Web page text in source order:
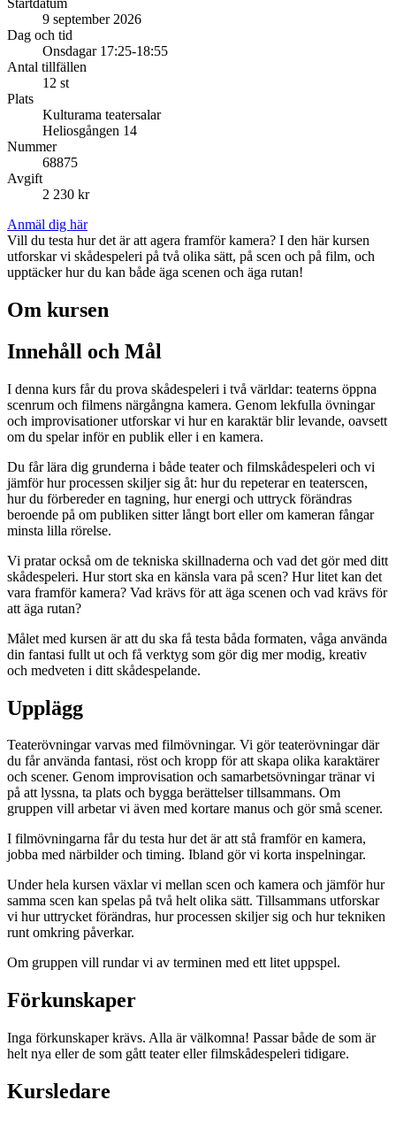
9 september 2026
Dag och tid
Onsdagar 17:25-18:55
Antal tillfällen
12 st
Plats
Kulturama teatersalar
Heliosgången 14
Nummer
68875
Avgift
2 230 kr
Anmäl dig här
Vill du testa hur det är att agera framför kamera? I den här kursen
utforskar vi skådespeleri på två olika sätt, på scen och på film, och
upptäcker hur du kan både äga scenen och äga rutan!
Om kursen
Innehåll och Mål
I denna kurs får du prova skådespeleri i två världar: teaterns öppna
scenrum och filmens närgångna kamera. Genom lekfulla övningar
och improvisationer utforskar vi hur en karaktär blir levande, oavsett
om du spelar inför en publik eller i en kamera.
Du får lära dig grunderna i både teater och filmskådespeleri och vi
jämför hur processen skiljer sig åt: hur du repeterar en teaterscen,
hur du förbereder en tagning, hur energi och uttryck förändras
beroende på om publiken sitter långt bort eller om kameran fångar
minsta lilla rörelse.
Vi pratar också om de tekniska skillnaderna och vad det gör med ditt
skådespeleri. Hur stort ska en känsla vara på scen? Hur litet kan det
vara framför kamera? Vad krävs för att äga scenen och vad krävs för
att äga rutan?
Målet med kursen är att du ska få testa båda formaten, våga använda
din fantasi fullt ut och få verktyg som gör dig mer modig, kreativ
och medveten i ditt skådespelande.
Upplägg
Teaterövningar varvas med filmövningar. Vi gör teaterövningar där
du får använda fantasi, röst och kropp för att skapa olika karaktärer
och scener. Genom improvisation och samarbetsövningar tränar vi
på att lyssna, ta plats och bygga berättelser tillsammans. Om
gruppen vill arbetar vi även med kortare manus och gör små scener.
I filmövningarna får du testa hur det är att stå framför en kamera,
jobba med närbilder och timing. Ibland gör vi korta inspelningar.
Under hela kursen växlar vi mellan scen och kamera och jämför hur
samma scen kan spelas på två helt olika sätt. Tillsammans utforskar
vi hur uttrycket förändras, hur processen skiljer sig och hur tekniken
runt omkring påverkar.
Om gruppen vill rundar vi av terminen med ett litet uppspel.
Förkunskaper
Inga förkunskaper krävs. Alla är välkomna! Passar både de som är
helt nya eller de som gått teater eller filmskådespeleri tidigare.
Kursledare